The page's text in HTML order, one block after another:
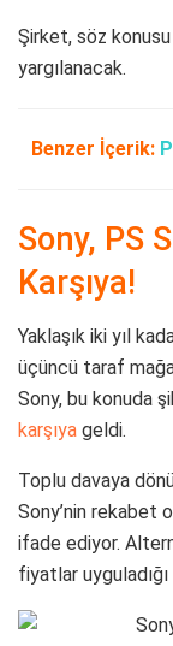
Şirket, söz konusu
yargılanacak.
Benzer İçerik:
Sony, PS
Karşıya!
Yaklaşık iki yıl
üçüncü taraf
Sony, bu konuda
karşıya geldi.
Toplu davaya
Sony’nin rekabet
ifade ediyor.
fiyatlar uyguladığı